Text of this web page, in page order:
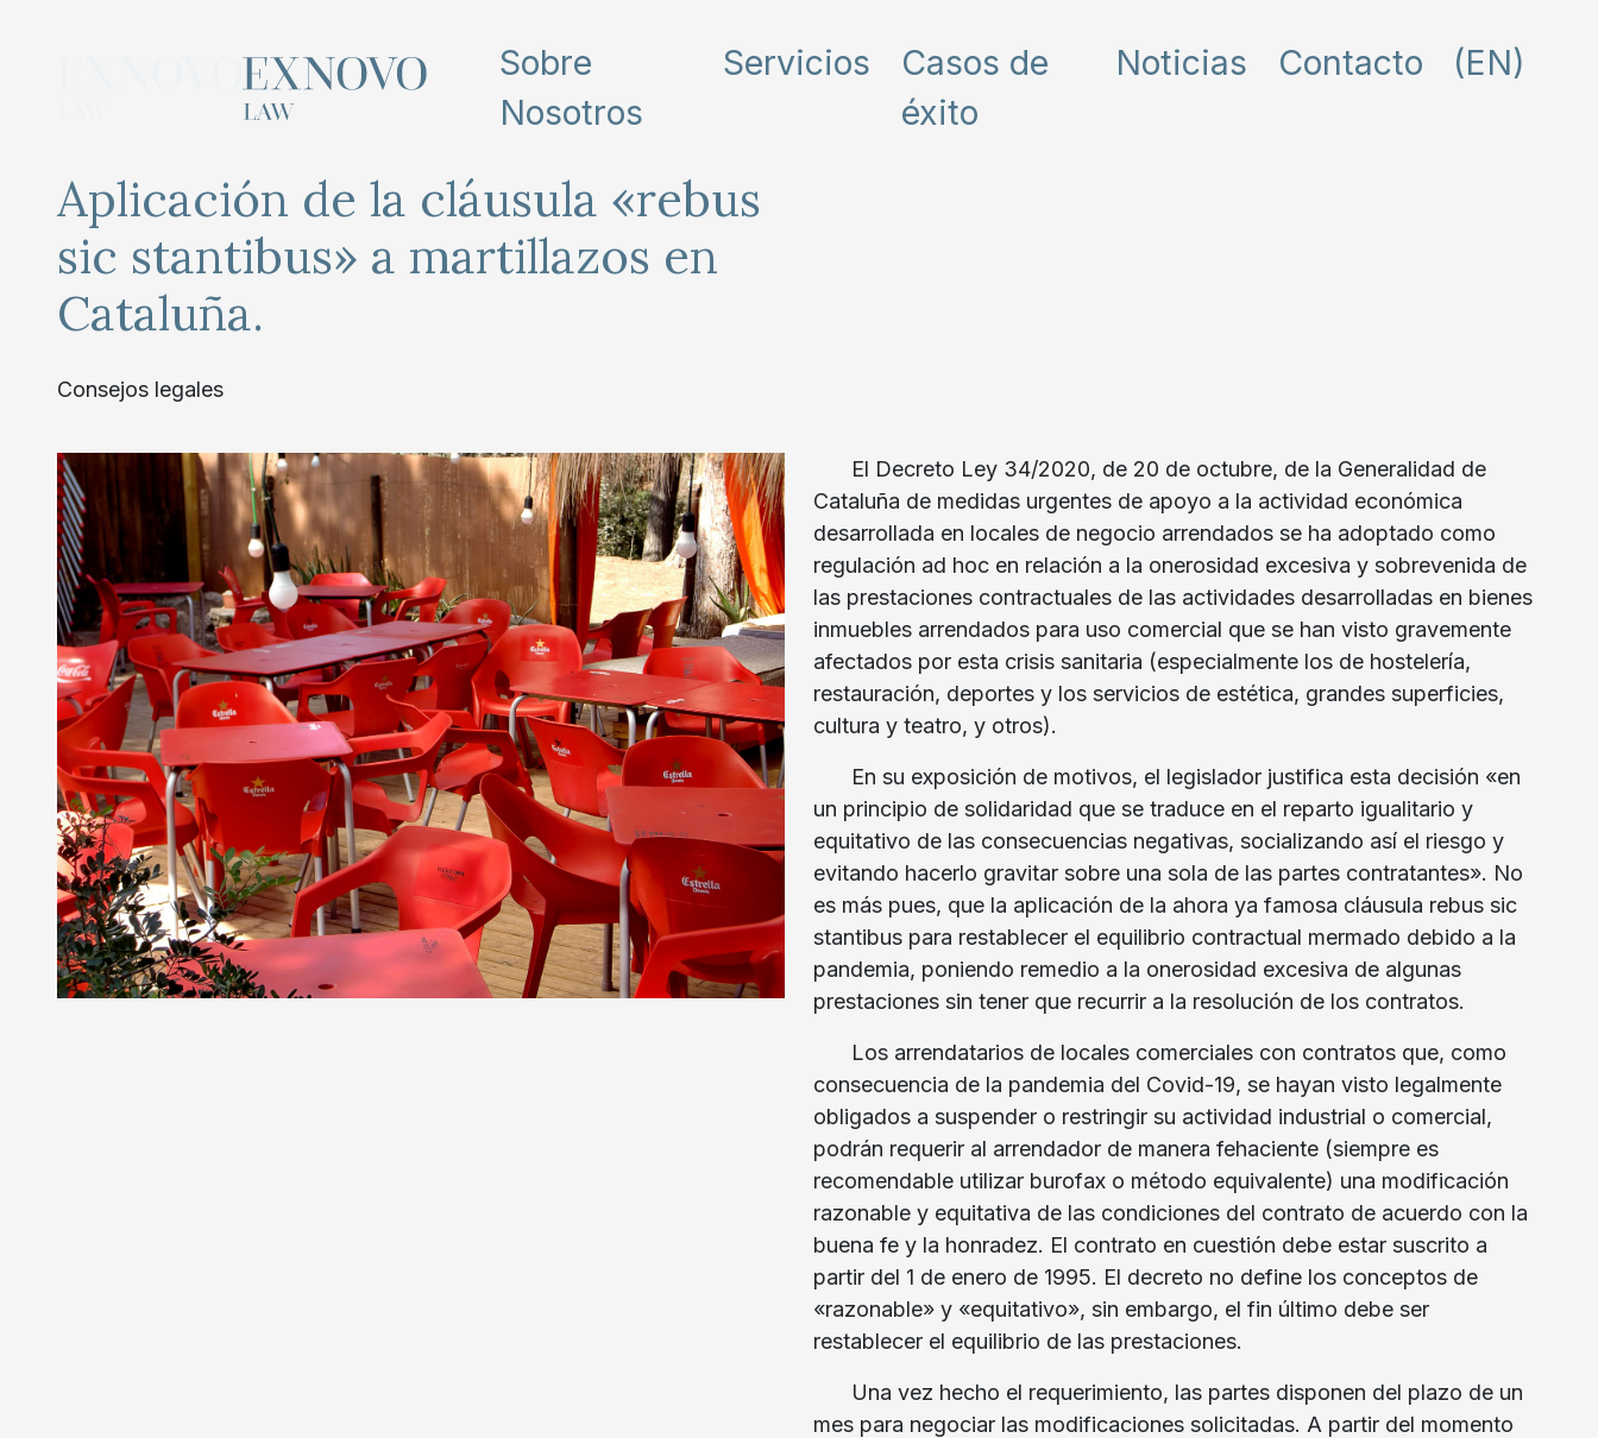
Sobre
Nosotros
Servicios
Casos de
éxito
Noticias Contacto (EN)
Aplicación de la cláusula «rebus
sic stantibus» a martillazos en
Cataluña.
Consejos legales
El Decreto Ley 34/2020, de 20 de octubre, de la Generalidad de
Cataluña de medidas urgentes de apoyo a la actividad económica
desarrollada en locales de negocio arrendados se ha adoptado como
regulación ad hoc en relación a la onerosidad excesiva y sobrevenida de
las prestaciones contractuales de las actividades desarrolladas en bienes
inmuebles arrendados para uso comercial que se han visto gravemente
afectados por esta crisis sanitaria (especialmente los de hostelería,
restauración, deportes y los servicios de estética, grandes superficies,
cultura y teatro, y otros).
En su exposición de motivos, el legislador justifica esta decisión «en
un principio de solidaridad que se traduce en el reparto igualitario y
equitativo de las consecuencias negativas, socializando así el riesgo y
evitando hacerlo gravitar sobre una sola de las partes contratantes». No
es más pues, que la aplicación de la ahora ya famosa cláusula rebus sic
stantibus para restablecer el equilibrio contractual mermado debido a la
pandemia, poniendo remedio a la onerosidad excesiva de algunas
prestaciones sin tener que recurrir a la resolución de los contratos.
Los arrendatarios de locales comerciales con contratos que, como
consecuencia de la pandemia del Covid-19, se hayan visto legalmente
obligados a suspender o restringir su actividad industrial o comercial,
podrán requerir al arrendador de manera fehaciente (siempre es
recomendable utilizar burofax o método equivalente) una modificación
razonable y equitativa de las condiciones del contrato de acuerdo con la
buena fe y la honradez. El contrato en cuestión debe estar suscrito a
partir del 1 de enero de 1995. El decreto no define los conceptos de
«razonable» y «equitativo», sin embargo, el fin último debe ser
restablecer el equilibrio de las prestaciones.
Una vez hecho el requerimiento, las partes disponen del plazo de un
mes para negociar las modificaciones solicitadas. A partir del momento